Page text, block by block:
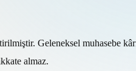
Geleneksel muhasebe
almaz.